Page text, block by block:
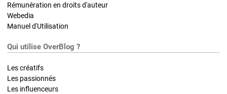
Rémunération en droits d'auteur
Webedia
Manuel d'Utilisation
Qui utilise OverBlog ?
Les créatifs
Les passionnés
Les influenceurs